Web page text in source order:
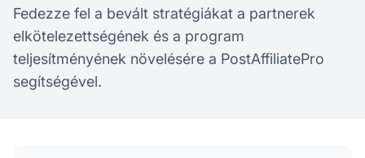
Fedezze fel a bevált stratégiákat a partnerek
elkötelezettségének és a program
teljesítményének növelésére a PostAffiliatePro
segítségével.